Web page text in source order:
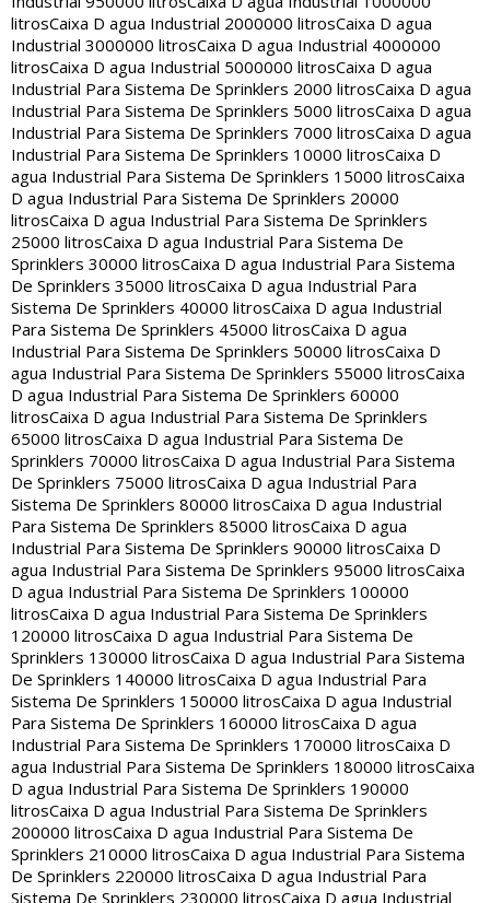
litrosCaixa D agua Industrial 2000000 litrosCaixa D agua
Industrial 3000000 litrosCaixa D agua Industrial 4000000
litrosCaixa D agua Industrial 5000000 litrosCaixa D agua
Industrial Para Sistema De Sprinklers 2000 litrosCaixa D agua
Industrial Para Sistema De Sprinklers 5000 litrosCaixa D agua
Industrial Para Sistema De Sprinklers 7000 litrosCaixa D agua
Industrial Para Sistema De Sprinklers 10000 litrosCaixa D
agua Industrial Para Sistema De Sprinklers 15000 litrosCaixa
D agua Industrial Para Sistema De Sprinklers 20000
litrosCaixa D agua Industrial Para Sistema De Sprinklers
25000 litrosCaixa D agua Industrial Para Sistema De
Sprinklers 30000 litrosCaixa D agua Industrial Para Sistema
De Sprinklers 35000 litrosCaixa D agua Industrial Para
Sistema De Sprinklers 40000 litrosCaixa D agua Industrial
Para Sistema De Sprinklers 45000 litrosCaixa D agua
Industrial Para Sistema De Sprinklers 50000 litrosCaixa D
agua Industrial Para Sistema De Sprinklers 55000 litrosCaixa
D agua Industrial Para Sistema De Sprinklers 60000
litrosCaixa D agua Industrial Para Sistema De Sprinklers
65000 litrosCaixa D agua Industrial Para Sistema De
Sprinklers 70000 litrosCaixa D agua Industrial Para Sistema
De Sprinklers 75000 litrosCaixa D agua Industrial Para
Sistema De Sprinklers 80000 litrosCaixa D agua Industrial
Para Sistema De Sprinklers 85000 litrosCaixa D agua
Industrial Para Sistema De Sprinklers 90000 litrosCaixa D
agua Industrial Para Sistema De Sprinklers 95000 litrosCaixa
D agua Industrial Para Sistema De Sprinklers 100000
litrosCaixa D agua Industrial Para Sistema De Sprinklers
120000 litrosCaixa D agua Industrial Para Sistema De
Sprinklers 130000 litrosCaixa D agua Industrial Para Sistema
De Sprinklers 140000 litrosCaixa D agua Industrial Para
Sistema De Sprinklers 150000 litrosCaixa D agua Industrial
Para Sistema De Sprinklers 160000 litrosCaixa D agua
Industrial Para Sistema De Sprinklers 170000 litrosCaixa D
agua Industrial Para Sistema De Sprinklers 180000 litrosCaixa
D agua Industrial Para Sistema De Sprinklers 190000
litrosCaixa D agua Industrial Para Sistema De Sprinklers
200000 litrosCaixa D agua Industrial Para Sistema De
Sprinklers 210000 litrosCaixa D agua Industrial Para Sistema
De Sprinklers 220000 litrosCaixa D agua Industrial Para
Sistema De Sprinklers 230000 litrosCaixa D agua Industrial